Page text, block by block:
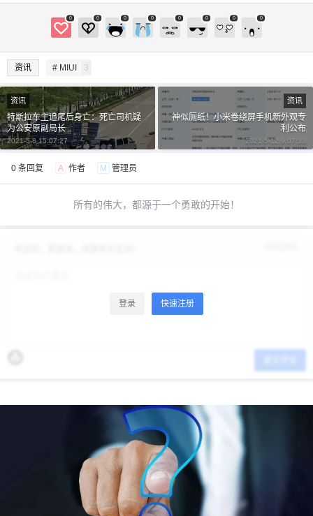
0 0 0 0 0 0 0 0
资讯 # MIUI 3
资讯
特斯拉车主追尾后身亡：死亡司机疑
为公安原副局长
2021-5-8 15:07:27
资讯
神似厕纸！小米卷绕屏手机新外观专
利公布
2021-5-12 9:07:33
0 条回复 A 作者 M 管理员
所有的伟大，都源于一个勇敢的开始！
登录 快速注册